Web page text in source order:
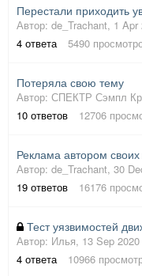
Перестали приходить
Автор: de_Trachant, 1 Apr
4 ответа 5490
Потеряла свою тему
Автор: СПЕКТР Сэмпл
10 ответов 12706
Реклама автором
Автор: de_Trachant, 30
19 ответов 16176
Тест уязвимостей
Автор: Илья, 13 Sep 2020
4 ответа 10966